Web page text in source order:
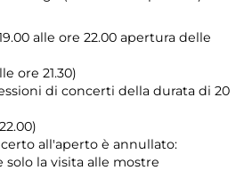
alle ore 22.00 apertura delle
ore 21.30)
di concerti della durata di 20
all'aperto è annullato:
la visita alle mostre